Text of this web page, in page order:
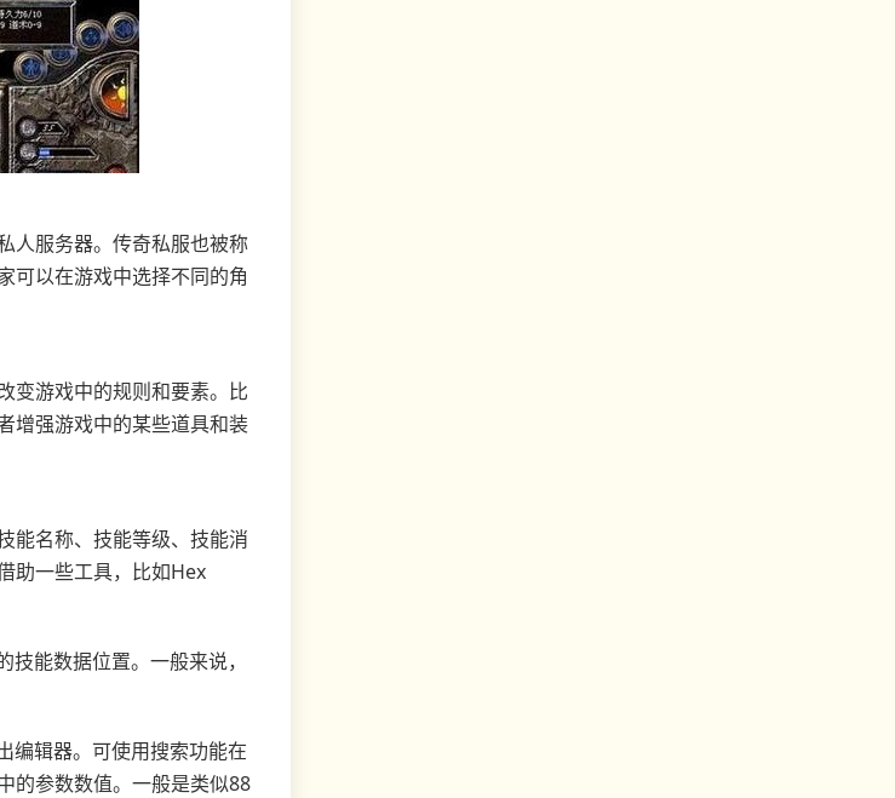
人服务器。传奇私服也被称
可以在游戏中选择不同的角
变游戏中的规则和要素。比
增强游戏中的某些道具和装
能名称、技能等级、技能消
助一些工具，比如Hex
能数据位置。一般来说，
编辑器。可使用搜索功能在
的参数数值。一般是类似88